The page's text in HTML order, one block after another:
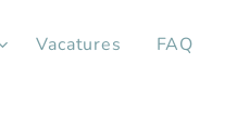
Vacatures FAQ